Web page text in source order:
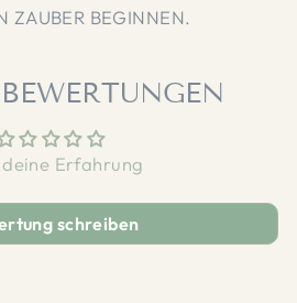
ZAUBER BEGINNEN.
deine Erfahrung
schreiben